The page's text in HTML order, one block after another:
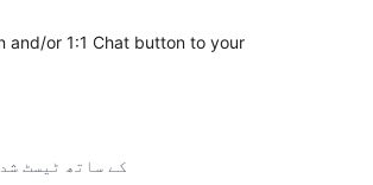
and/or 1:1 Chat button to your
5.1.23 کے ساتھ ٹیسٹ شدہ